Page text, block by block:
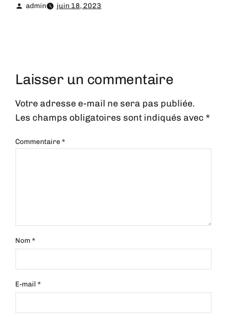
admin juin 18, 2023
Laisser un commentaire
Votre adresse e-mail ne sera pas publiée.
Les champs obligatoires sont indiqués avec*
Commentaire*
Nom*
E-mail*